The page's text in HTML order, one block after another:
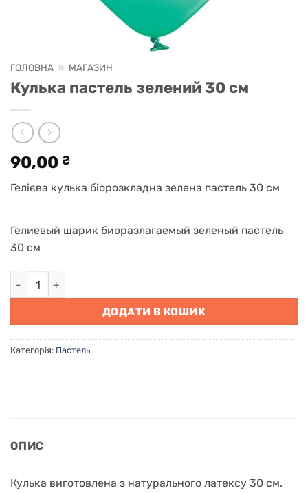
ГОЛОВНА » МАГАЗИН
Кулька пастель зелений 30 см
90,00 ₴
Гелієва кулька біорозкладна зелена пастель 30 см
Гелиевый шарик биоразлагаемый зеленый пастель
30 см
Кулька пастель зелений 30 см кількість
ДОДАТИ В КОШИК
Категорія: Пастель
ОПИС
Кулька виготовлена з натурального латексу 30 см.